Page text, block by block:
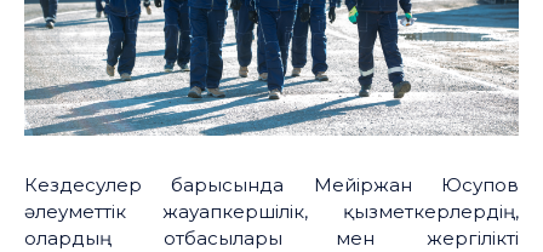
Кездесулер барысында Мейіржан Юсупов
әлеуметтік жауапкершілік, қызметкерлердің,
олардың отбасылары мен жергілікті